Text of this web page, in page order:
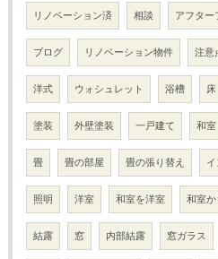
リノベーション済 相談 アフター
ブログ リノベーション物件 注意
洋式 ウォシュレット 浴槽 床
塗装 外壁塗装 一戸建て 和室
畳 畳の部屋 畳の張り替え
照明 洋室 和室を洋室 和室
結露 窓 内部結露 窓ガラス